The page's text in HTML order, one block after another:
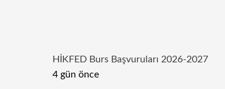
HİKFED Burs Başvuruları 2026-2027
4 gün önce